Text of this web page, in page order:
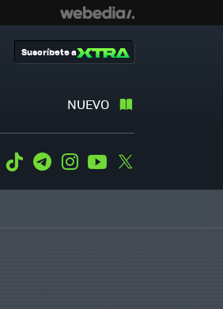
NUEVO
Suscríbete a
WhatsApp
Tiktok TelegramInstagramYoutube